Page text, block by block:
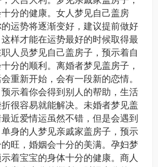
分的健康。女人梦见自己盖房
运势将逐渐变好，建议提前做好
样才能在运势最好的时候取得最
人员梦见自己盖房子，预示着自
分的顺利。离婚者梦见盖房子，
重新开始，会有一段新的恋情。
示着你会得到别人的帮助，生活
很容易就能解决。未婚者梦见盖
近爱情运虽然不错，但是会遇到
身的人梦见亲戚家盖房子，预示
旺，婚姻会十分的美满。孕妇梦
着宝宝的身体十分的健康。商人